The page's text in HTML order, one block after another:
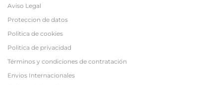
Términos y condiciones de contratación
Envios Internacionales
Enlaces de interés
Site map
Regístrate a nuestro Newsletter